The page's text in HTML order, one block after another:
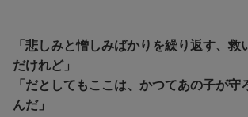
「悲しみと憎しみばかりを繰り返す、救
だけれど」
「だとしてもここは、かつてあの子が守
んだ」